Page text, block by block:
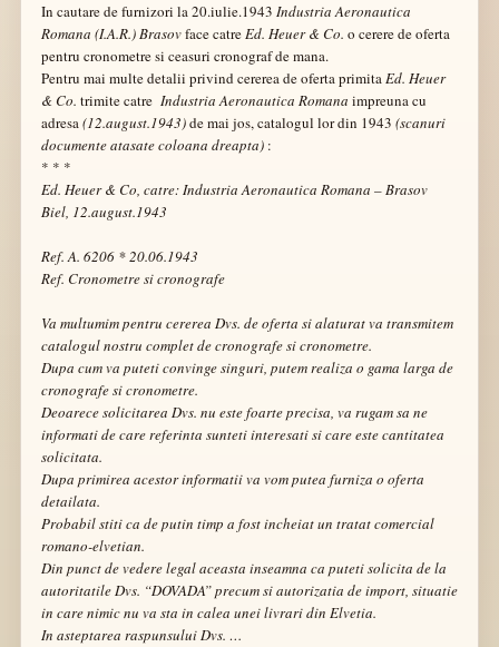
In cautare de furnizori la 20.iulie.1943 IndustriaAeronautica
Romana (I.A.R.) Brasovface catreEd. Heuer & Co. o cerere de oferta
pentru cronometre si ceasuri cronograf de mana.
Pentru mai multe detalii privind cererea de oferta primitaEd. Heuer
& Co. trimite catre IndustriaAeronautica Romana impreuna cu
adresa(12.august.1943)de mai jos, catalogul lor din 1943 (scanuri
documente atasate coloana dreapta) :
* * *
Ed. Heuer & Co, catre: Industria Aeronautica Romana – Brasov
Biel, 12.august.1943
Ref. A. 6206 * 20.06.1943
Ref. Cronometre si cronografe
Va multumim pentru cererea Dvs. de oferta si alaturat va transmitem
catalogul nostru complet de cronografe si cronometre.
Dupa cum va puteti convinge singuri, putem realiza o gama larga de
cronografe si cronometre.
Deoarece solicitarea Dvs. nu este foarte precisa, va rugam sa ne
informati de care referinta sunteti interesati si care este cantitatea
solicitata.
Dupa primirea acestor informatii va vom putea furniza o oferta
detailata.
Probabil stiti ca de putin timp a fost incheiat un tratat comercial
romano-elvetian.
Din punct de vedere legal aceasta inseamna ca puteti solicita de la
autoritatile Dvs. “DOVADA” precum si autorizatia de import, situatie
in care nimic nu va sta in calea unei livrari din Elvetia.
In asteptarea raspunsului Dvs. …